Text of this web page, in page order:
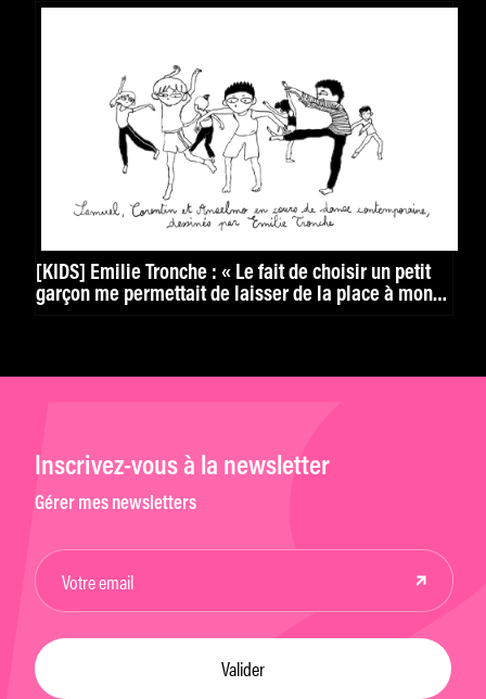
[KIDS] Émilie Tronche : « Le fait de choisir un petit
garçon me permettait de laisser de la place à mon
Inscrivez-vous à la newsletter
Gérer mes newsletters